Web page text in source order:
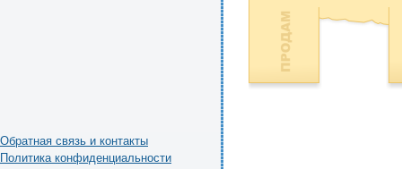
Обратная связь и контакты
Политика конфиденциальности